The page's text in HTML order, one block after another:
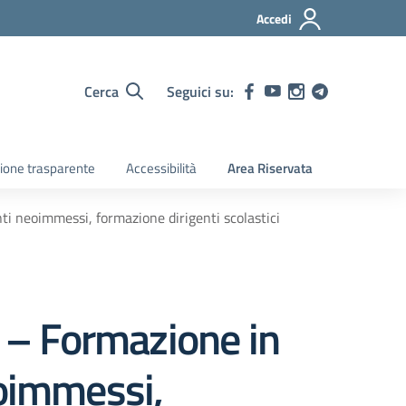
Accedi
Cerca Seguici su:
trasparente Accessibilità Area Riservata
neoimmessi, formazione dirigenti scolastici
Formazione in